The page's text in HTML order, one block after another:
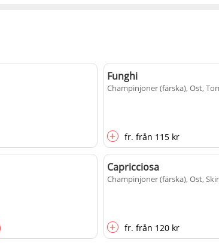
Funghi
Champinjoner (färska), Ost,
+ fr. från 115 kr
Capricciosa
Champinjoner (färska), Ost,
+ fr. från 120 kr